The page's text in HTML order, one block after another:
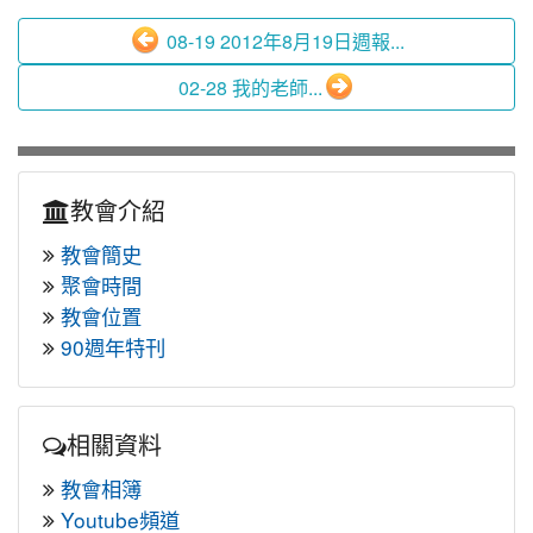
08-19 2012年8月19日週報...
02-28 我的老師...
教會介紹
教會簡史
聚會時間
教會位置
90週年特刊
相關資料
教會相簿
Youtube頻道